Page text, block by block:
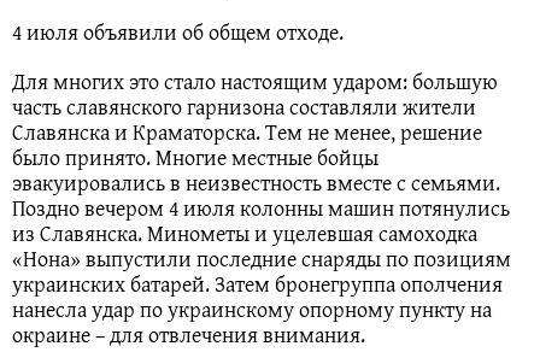
4 июля объявили об общем отходе.
Для многих это стало настоящим ударом: большую
часть славянского гарнизона составляли жители
Славянска и Краматорска. Тем не менее, решение
было принято. Многие местные бойцы
эвакуировались в неизвестность вместе с семьями.
Поздно вечером 4 июля колонны машин потянулись
из Славянска. Минометы и уцелевшая самоходка
«Нона» выпустили последние снаряды по позициям
украинских батарей. Затем бронегруппа ополчения
нанесла удар по украинскому опорному пункту на
окраине – для отвлечения внимания.